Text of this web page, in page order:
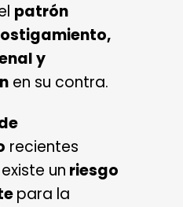
patrón
y
en su contra.
recientes
un riesgo
para la